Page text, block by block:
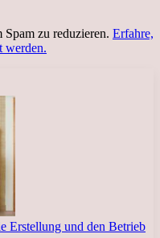
zu reduzieren. Erfahre,
werden.
Erstellung und den Betrieb